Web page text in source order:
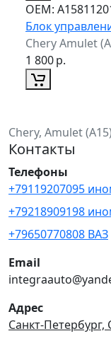
ОЕМ:
Блок
Chery Amulet
1 800р.
Chery, Amulet
Контакты
Телефоны
+79119207095
+79218909198
+79650770808 ВАЗ
Email
Адрес
Санкт-Петербург,